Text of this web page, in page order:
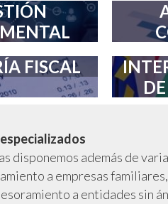
FISCAL
además de
a empresas
a entidades sin